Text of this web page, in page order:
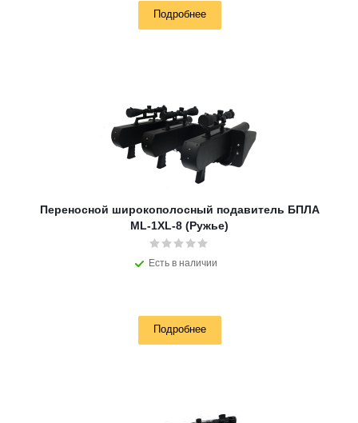
Подробнее
Переносной широкополосный подавитель БПЛА
ML-1XL-8 (Ружье)
Есть в наличии
Подробнее